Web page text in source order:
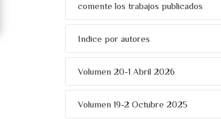
comente los trabajos publicados
Indice por autores
Volumen 20-1 Abril 2026
Volumen 19-2 Octubre 2025